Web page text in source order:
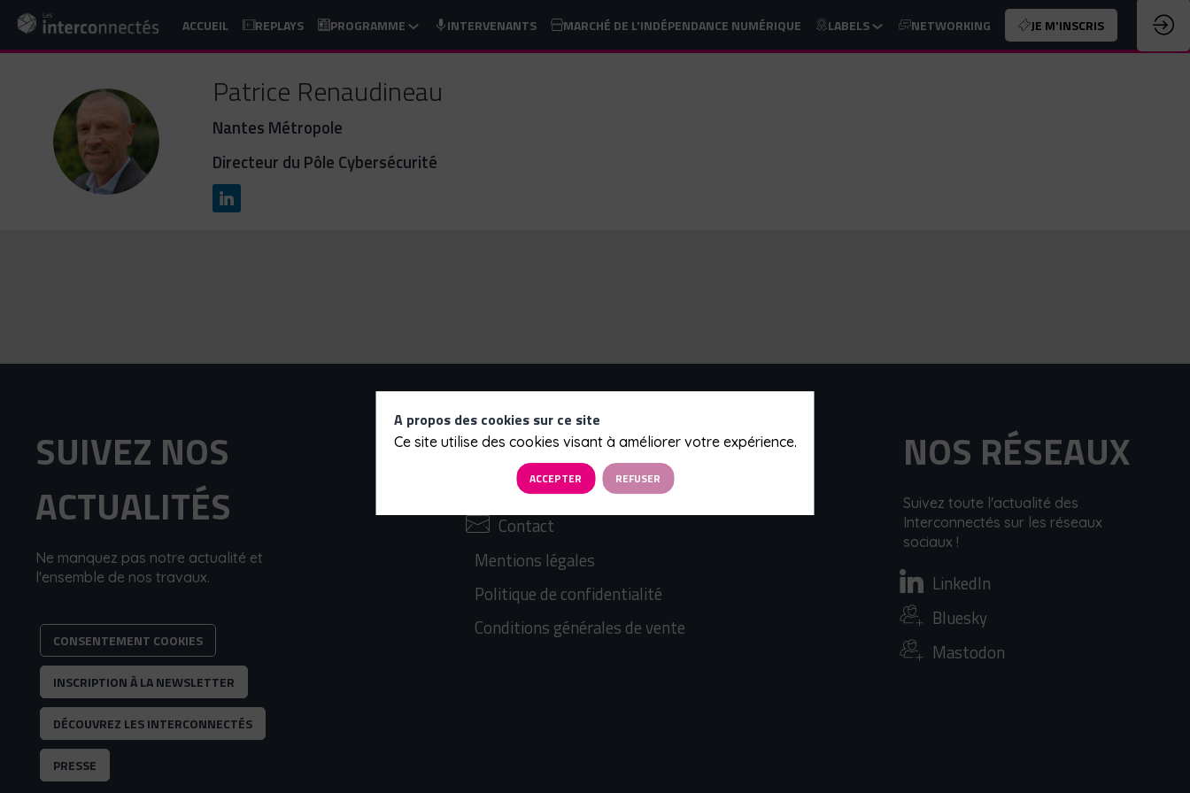
ACCUEIL REPLAYS PROGRAMME INTERVENANTS MARCHÉ DE L'INDÉPENDANCE NUMÉRIQUE LABELS NETWORKING JE M'INSCRIS
PR
Patrice Renaudineau
Nantes Métropole
Directeur du Pôle Cybersécurité
SUIVEZ NOS
ACTUALITÉS
Ne manquez pas notre actualité et
l'ensemble de nos travaux.
CONSENTEMENT COOKIES
INSCRIPTION À LA NEWSLETTER
DÉCOUVREZ LES INTERCONNECTÉS
PRESSE
Qui sommes-nous ?
Prochains évènements
Contact
Mentions légales
Politique de confidentialité
Conditions générales de vente
NOS RÉSEAUX
Suivez toute l'actualité des
Interconnectés sur les réseaux
sociaux !
LinkedIn
Bluesky
Mastodon
A propos des cookies sur ce site
Ce site utilise des cookies visant à améliorer votre expérience.
ACCEPTER REFUSER